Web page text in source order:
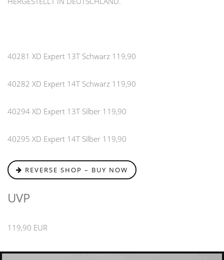
40281 XD Expert 13T Schwarz 119,90
40282 XD Expert 14T Schwarz 119,90
40294 XD Expert 13T Silber 119,90
40295 XD Expert 14T Silber 119,90
REVERSE SHOP – BUY NOW
UVP
119,90 EUR